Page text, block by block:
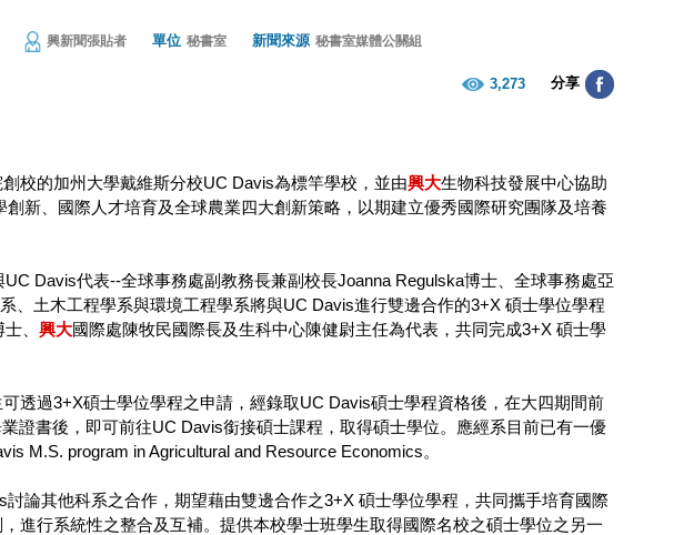
興新聞張貼者 單位 秘書室 新聞來源 秘書室媒體公關組
3,273 分享
校的加州大學戴維斯分校UC Davis為標竿學校，並由興大生物科技發展中心協助
新、國際人才培育及全球農業四大創新策略，以期建立優秀國際研究團隊及培養
Davis代表--全球事務處副教務長兼副校長Joanna Regulska博士、全球事務處亞
、土木工程學系與環境工程學系將與UC Davis進行雙邊合作的3+X 碩士學位學程
、 興大國際處陳牧民國際長及生科中心陳健尉主任為代表，共同完成3+X 碩士學
透過3+X碩士學位學程之申請，經錄取UC Davis碩士學程資格後，在大四期間前
證書後，即可前往UC Davis銜接碩士課程，取得碩士學位。應經系目前已有一優
M.S. program in Agricultural and Resource Economics。
論其他科系之合作，期望藉由雙邊合作之3+X 碩士學位學程，共同攜手培育國際
進行系統性之整合及互補。提供本校學士班學生取得國際名校之碩士學位之另一